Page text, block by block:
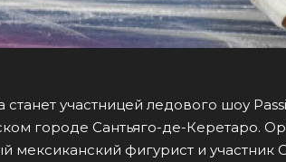
участницей ледового шоу
городе Сантьяго-де-Керетаро.
мексиканский фигурист и